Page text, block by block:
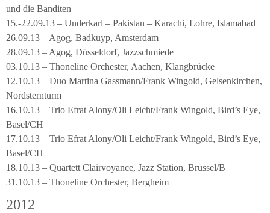
und die Banditen
15.-22.09.13 – Underkarl – Pakistan – Karachi, Lohre, Islamabad
26.09.13 – Agog, Badkuyp, Amsterdam
28.09.13 – Agog, Düsseldorf, Jazzschmiede
03.10.13 – Thoneline Orchester, Aachen, Klangbrücke
12.10.13 – Duo Martina Gassmann/Frank Wingold, Gelsenkirchen,
Nordsternturm
16.10.13 – Trio Efrat Alony/Oli Leicht/Frank Wingold, Bird’s Eye,
Basel/CH
17.10.13 – Trio Efrat Alony/Oli Leicht/Frank Wingold, Bird’s Eye,
Basel/CH
18.10.13 – Quartett Clairvoyance, Jazz Station, Brüssel/B
31.10.13 – Thoneline Orchester, Bergheim
2012